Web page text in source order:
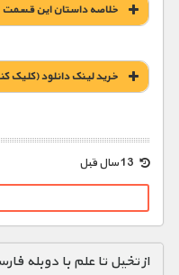
خلاصه داستان این قسمت
خريد لينک دانلود (کليک
1900 تومان – خريد لينک دانلود (افزودن به سبد خريد)
از تخیل تا علم با دوبله